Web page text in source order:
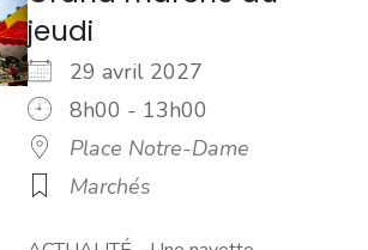
jeudi
29 avril 2027
8h00 - 13h00
Place Notre-Dame
Marchés